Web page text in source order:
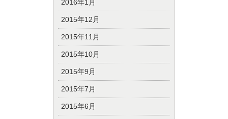
2016年1月
2015年12月
2015年11月
2015年10月
2015年9月
2015年7月
2015年6月